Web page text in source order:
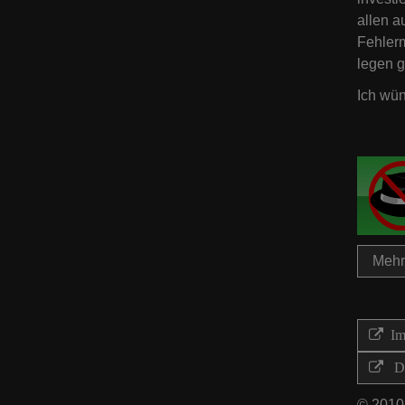
allen
legen
Ich